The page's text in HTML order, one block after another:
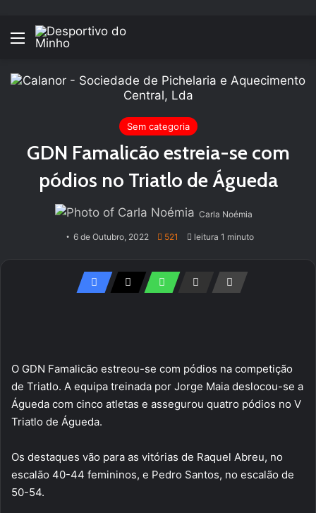
Menu
Sem categoria
GDN Famalicão estreia-se com
pódios no Triatlo de Águeda
Carla Noémia
6 de Outubro, 2022 521 leitura 1 minuto
O GDN Famalicão estreou-se com pódios na competição
de Triatlo. A equipa treinada por Jorge Maia deslocou-se a
Águeda com cinco atletas e assegurou quatro pódios no V
Triatlo de Águeda.
Os destaques vão para as vitórias de Raquel Abreu, no
escalão 40-44 femininos, e Pedro Santos, no escalão de
50-54.